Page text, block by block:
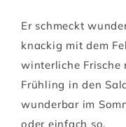
Er schmeckt
knackig mit dem
winterliche Frische
Frühling in den
wunderbar im
oder einfach so.